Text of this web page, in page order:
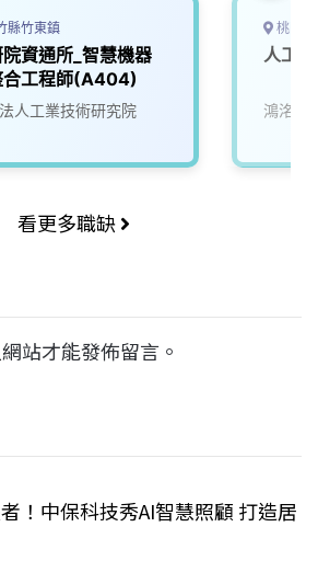
縣竹東鎮
資通所_智慧機器
合工程師(A404)
人工業技術研究院
桃園
人工
鴻洺科
看更多職缺
網站才能發佈留言。
！中保科技秀AI智慧照顧 打造居